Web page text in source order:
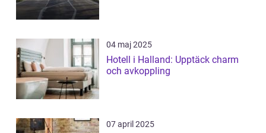
04 maj 2025
Hotell i Halland: Upptäck charm
och avkoppling
07 april 2025